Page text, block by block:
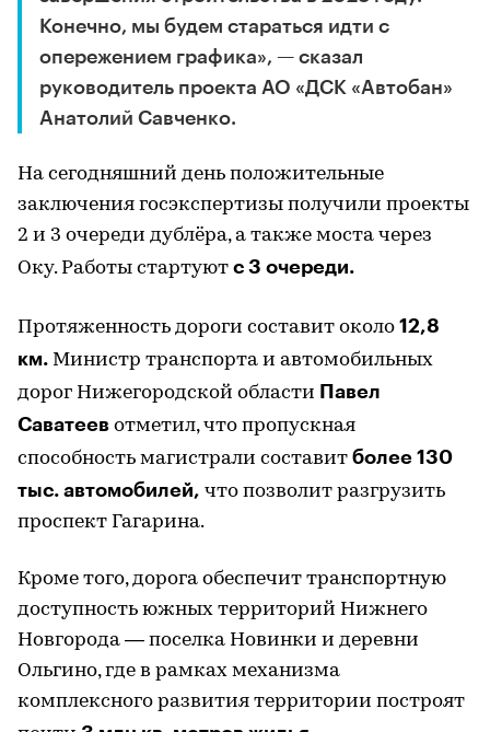
Конечно, мы будем стараться идти с
опережением графика», — сказал
руководитель проекта АО «ДСК «Автобан»
Анатолий Савченко.
На сегодняшний день положительные
заключения госэкспертизы получили проекты
2 и 3 очереди дублёра, а также моста через
Оку. Работы стартуют с 3 очереди.
Протяженность дороги составит около 12,8
км. Министр транспорта и автомобильных
дорог Нижегородской области Павел
Саватеев отметил, что пропускная
способность магистрали составит более 130
тыс. автомобилей, что позволит разгрузить
проспект Гагарина.
Кроме того, дорога обеспечит транспортную
доступность южных территорий Нижнего
Новгорода — поселка Новинки и деревни
Ольгино, где в рамках механизма
комплексного развития территории построят